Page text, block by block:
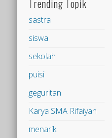
Trending Topik
sastra
siswa
sekolah
puisi
geguritan
Karya SMA Rifaiyah
menarik